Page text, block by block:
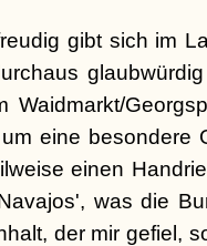
gibt sich im
eine besondere
einen
was die
der mir gefiel,